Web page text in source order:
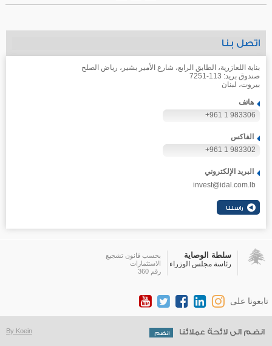
اتصل بنا
بناية اللعازرية، الطابق الرابع، شارع الأمير بشير، رياض الصلح
صندوق بريد: 113-7251
بيروت، لبنان
هاتف
+961 1 983306
الفاكس
+961 1 983302
البريد الإلكتروني
invest@idal.com.lb
سلطة الوصاية
رئاسة مجلس الوزراء
بحسب قانون تشجيع
الاستثمارات
رقم 360
By Koein انضم الى لائحة عملائنا
تابعونا على